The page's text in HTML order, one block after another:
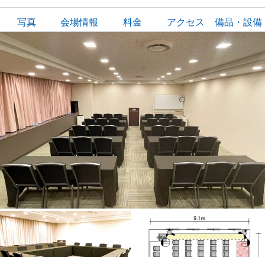
写真 会場情報 料金 アクセス 備品・設備